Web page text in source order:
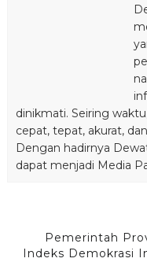
dinikmati. Seiring
cepat, tepat, akurat,
Dengan hadirnya
dapat menjadi Media
Pemerintah
Indeks Demokrasi